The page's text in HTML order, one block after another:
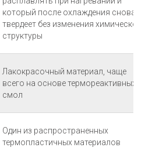
который после охлаждения снова
твердеет без изменения химической
структуры
Лакокрасочный материал, чаще
всего на основе термореактивных
смол
Один из распространенных
термопластичных материалов